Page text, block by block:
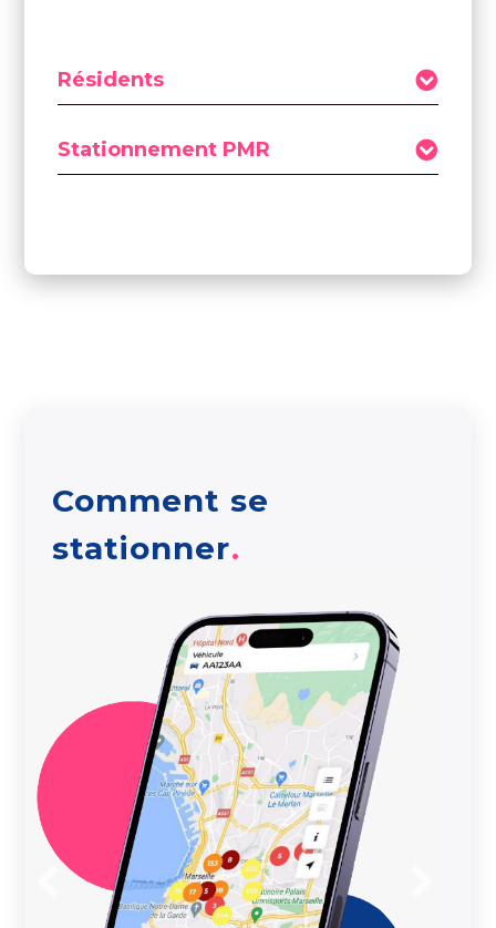
Résidents
Stationnement PMR
Comment se
stationner